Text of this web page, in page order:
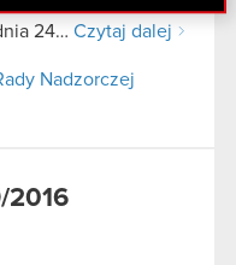
lub uzyskanymi
Kontynuując
się na
24… Czytaj dalej
Nadzorczej
2016